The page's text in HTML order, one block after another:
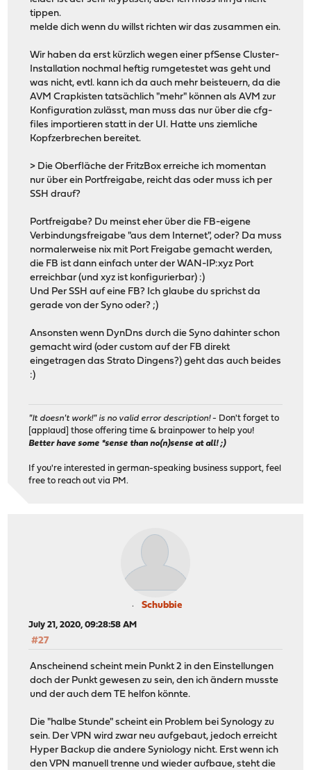
tippen.
melde dich wenn du willst richten wir das zusammen ein.
Wir haben da erst kürzlich wegen einer pfSense Cluster-
Installation nochmal heftig rumgetestet was geht und
was nicht, evtl. kann ich da auch mehr beisteuern, da die
AVM Crapkisten tatsächlich "mehr" können als AVM zur
Konfiguration zulässt, man muss das nur über die cfg-
files importieren statt in der UI. Hatte uns ziemliche
Kopfzerbrechen bereitet.
> Die Oberfläche der FritzBox erreiche ich momentan
nur über ein Portfreigabe, reicht das oder muss ich per
SSH drauf?
Portfreigabe? Du meinst eher über die FB-eigene
Verbindungsfreigabe "aus dem Internet", oder? Da muss
normalerweise nix mit Port Freigabe gemacht werden,
die FB ist dann einfach unter der WAN-IP:xyz Port
erreichbar (und xyz ist konfigurierbar) :)
Und Per SSH auf eine FB? Ich glaube du sprichst da
gerade von der Syno oder? ;)
Ansonsten wenn DynDns durch die Syno dahinter schon
gemacht wird (oder custom auf der FB direkt
eingetragen das Strato Dingens?) geht das auch beides
:)
"It doesn't work!" is no valid error description!- Don't forget to
[applaud] those offering time & brainpower to help you!
Better have some *sense than no(n)sense at all! ;)
If you're interested in german-speaking business support, feel
free to reach out via PM.
Schubbie
July 21, 2020, 09:28:58 AM
#27
Anscheinend scheint mein Punkt 2 in den Einstellungen
doch der Punkt gewesen zu sein, den ich ändern musste
und der auch dem TE helfon könnte.
Die "halbe Stunde" scheint ein Problem bei Synology zu
sein. Der VPN wird zwar neu aufgebaut, jedoch erreicht
Hyper Backup die andere Syniology nicht. Erst wenn ich
den VPN manuell trenne und wieder aufbaue, steht die